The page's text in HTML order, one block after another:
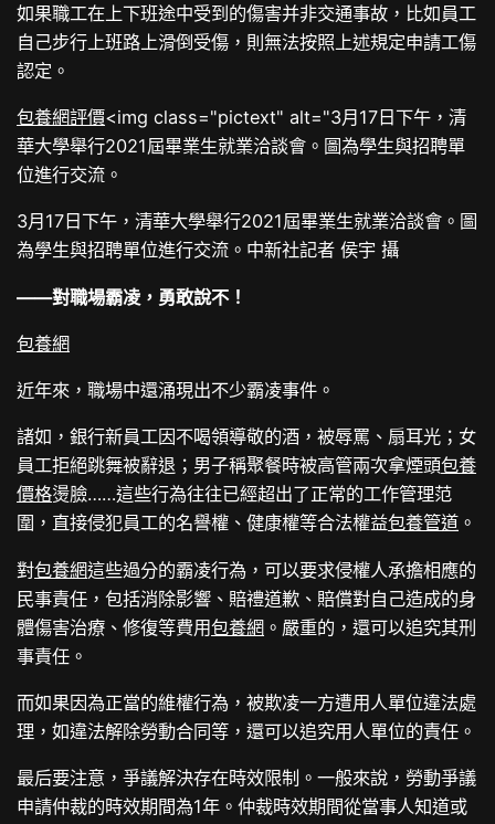
如果職工在上下班途中受到的傷害并非交通事故，比如員工
自己步行上班路上滑倒受傷，則無法按照上述規定申請工傷
認定。
包養網評價<img class="pictext" alt="3月17日下午，清
華大學舉行2021屆畢業生就業洽談會。圖為學生與招聘單
位進行交流。
3月17日下午，清華大學舉行2021屆畢業生就業洽談會。圖
為學生與招聘單位進行交流。中新社記者 侯宇 攝
——對職場霸凌，勇敢說不！
包養網
近年來，職場中還涌現出不少霸凌事件。
諸如，銀行新員工因不喝領導敬的酒，被辱罵、扇耳光；女
員工拒絕跳舞被辭退；男子稱聚餐時被高管兩次拿煙頭包養
價格燙臉……這些行為往往已經超出了正常的工作管理范
圍，直接侵犯員工的名譽權、健康權等合法權益包養管道 。
對包養網這些過分的霸凌行為，可以要求侵權人承擔相應的
民事責任，包括消除影響、賠禮道歉、賠償對自己造成的身
體傷害治療、修復等費用包養網 。嚴重的，還可以追究其刑
事責任。
而如果因為正當的維權行為，被欺凌一方遭用人單位違法處
理，如違法解除勞動合同等，還可以追究用人單位的責任。
最后要注意，爭議解決存在時效限制。一般來說，勞動爭議
申請仲裁的時效期間為1年。仲裁時效期間從當事人知道或